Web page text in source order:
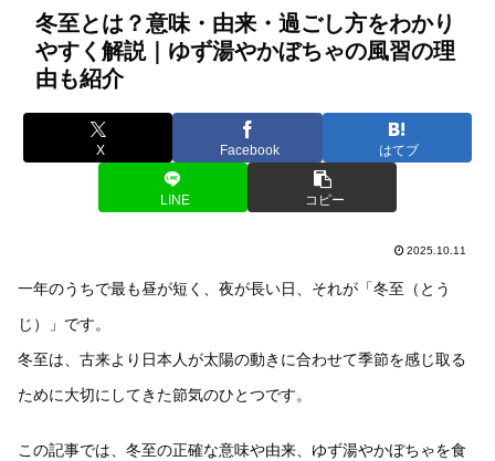
冬至とは？意味・由来・過ごし方をわかり
やすく解説｜ゆず湯やかぼちゃの風習の理
由も紹介
X Facebook はてブ
LINE コピー
2025.10.11
一年のうちで最も昼が短く、夜が長い日、それが「冬至（とう
じ）」です。
冬至は、古来より日本人が太陽の動きに合わせて季節を感じ取る
ために大切にしてきた節気のひとつです。
この記事では、冬至の正確な意味や由来、ゆず湯やかぼちゃを食